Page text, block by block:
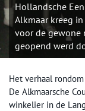
Hollandsche
Alkmaar kreeg
voor de gewone
geopend werd
Het verhaal
De Alkmaarsche
winkelier in de